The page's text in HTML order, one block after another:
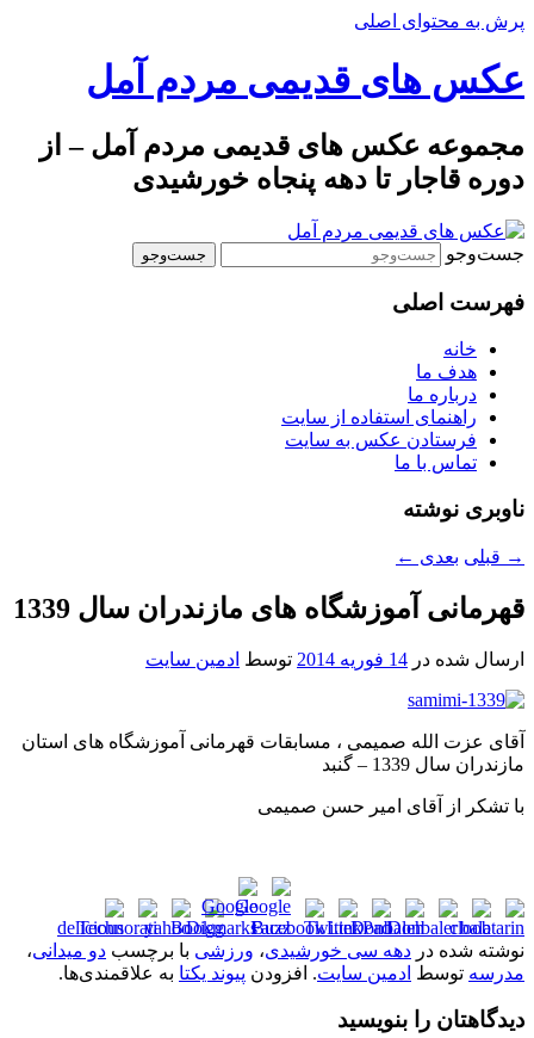
پرش به محتوای اصلی
عکس های قدیمی مردم آمل
مجموعه عکس های قدیمی مردم آمل – از
دوره قاجار تا دهه پنجاه خورشیدی
جست‌وجو
فهرست اصلی
خانه
هدف ما
درباره ما
راهنمای استفاده از سایت
فرستادن عکس به سایت
تماس با ما
ناوبری نوشته
→ قبلی بعدی ←
قهرمانی آموزشگاه های مازندران سال 1339
ارسال شده در 14 فوریه 2014 توسط ادمین سایت
آقای عزت الله صمیمی ، مسابقات قهرمانی آموزشگاه های استان
مازندران سال 1339 – گنبد
با تشکر از آقای امیر حسن صمیمی
نوشته شده در دهه سی خورشیدی، ورزشی با برچسب دو میدانی،
مدرسه توسط ادمین سایت. افزودن پیوند یکتا به علاقمندی‌ها.
دیدگاهتان را بنویسید